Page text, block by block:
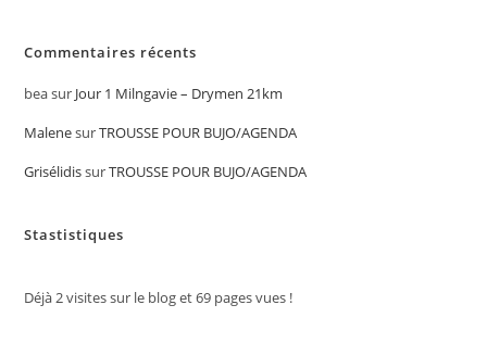
Commentaires récents
beasur Jour 1 Milngavie – Drymen 21km
MalenesurTROUSSE POUR BUJO/AGENDA
GrisélidissurTROUSSE POUR BUJO/AGENDA
Stastistiques
Déjà2visites sur le blog et69 pages vues !